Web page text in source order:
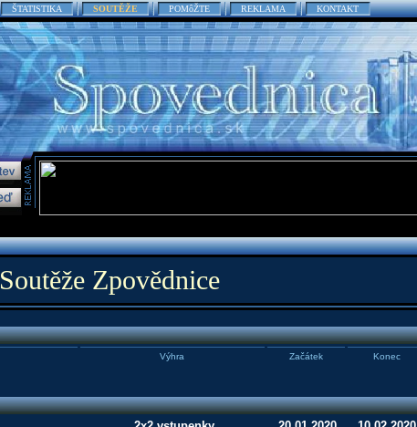
ŠTATISTIKA SOUTĚŽE POMôŽTE REKLAMA KONTAKT
Soutěže Zpovědnice
Výhra Začátek Konec